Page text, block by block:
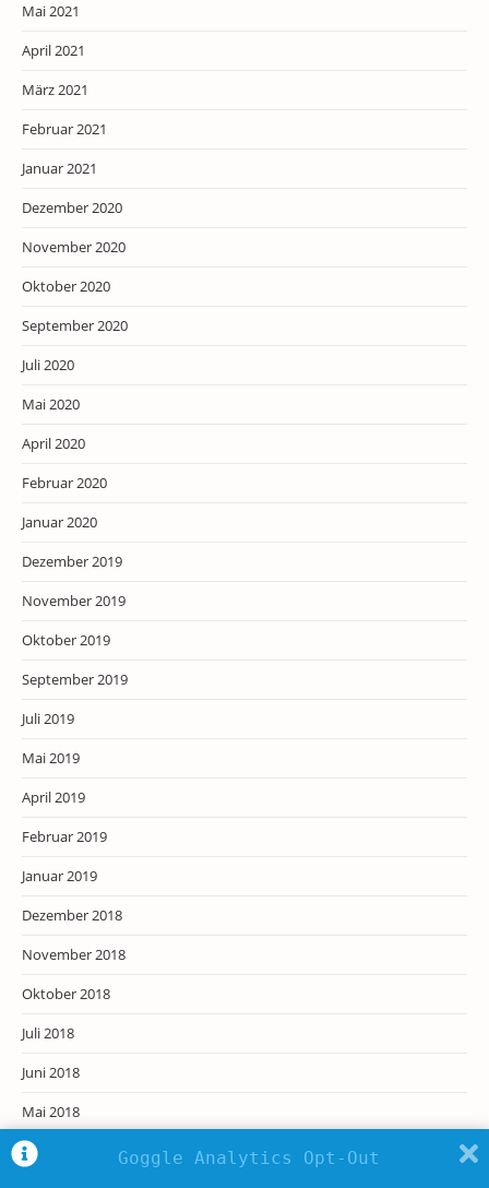
Mai 2021
April 2021
März 2021
Februar 2021
Januar 2021
Dezember 2020
November 2020
Oktober 2020
September 2020
Juli 2020
Mai 2020
April 2020
Februar 2020
Januar 2020
Dezember 2019
November 2019
Oktober 2019
September 2019
Juli 2019
Mai 2019
April 2019
Februar 2019
Januar 2019
Dezember 2018
November 2018
Oktober 2018
Juli 2018
Juni 2018
Mai 2018
April 2018
Goggle Analytics Opt-Out